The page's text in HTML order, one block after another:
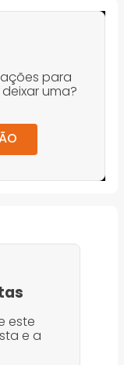
para
uma?
este
e a